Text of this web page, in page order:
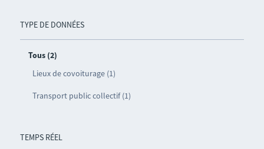
TYPE DE DONNÉES
Tous (2)
Lieux de covoiturage (1)
Transport public collectif (1)
TEMPS RÉEL